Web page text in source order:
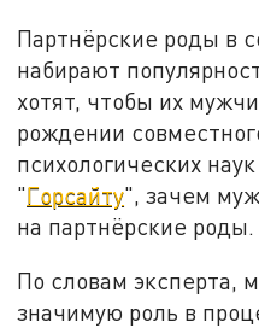
Партнёрские роды в
набирают
хотят, чтобы их
рождении
психологических
"Горсайту", зачем
на партнёрские роды.
По словам эксперта,
значимую роль в